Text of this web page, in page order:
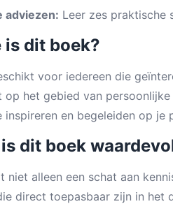
adviezen: Leer zes praktische
is dit boek?
voor iedereen die
op het gebied van
inspireren en begeleiden op je
dit boek
niet alleen een schat aan
direct toepasbaar zijn in het